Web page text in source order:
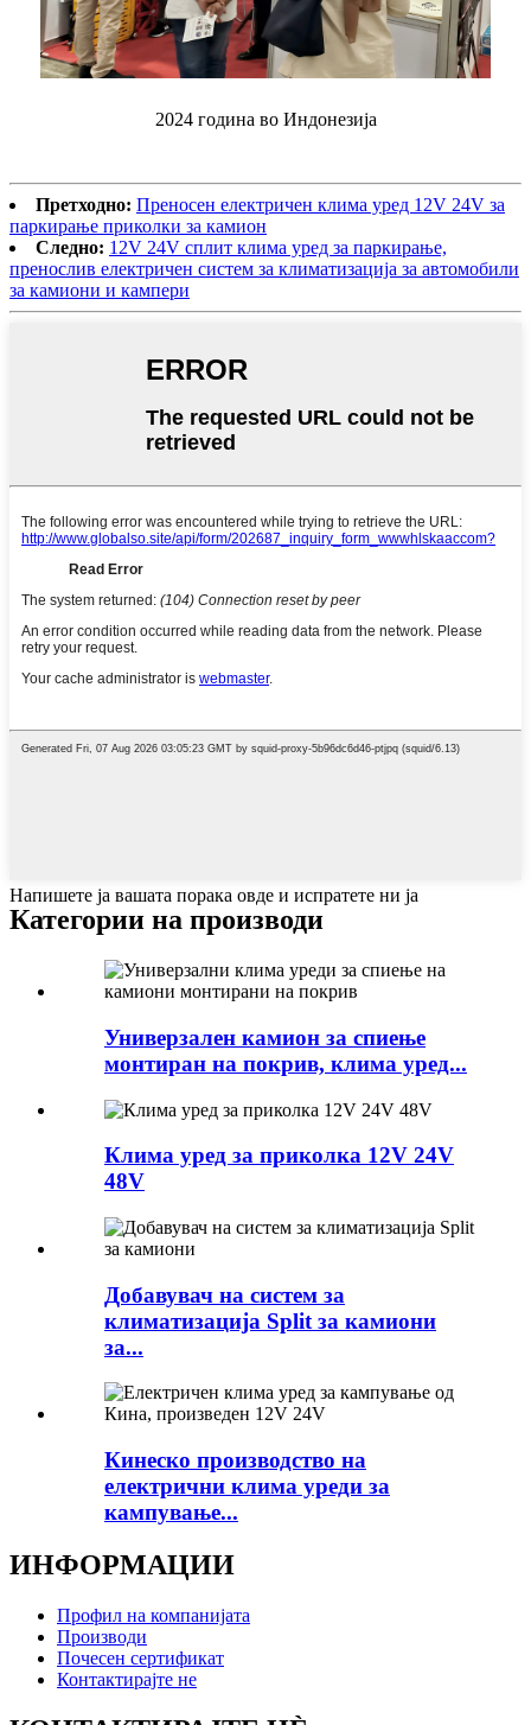
2024 година во Индонезија
Претходно: Преносен електричен клима уред 12V 24V за
паркирање приколки за камион
Следно: 12V 24V сплит клима уред за паркирање,
пренослив електричен систем за климатизација за автомобили
за камиони и кампери
Напишете ја вашата порака овде и испратете ни ја
Категории на производи
Универзален камион за спиење
монтиран на покрив, клима уред...
Клима уред за приколка 12V 24V
48V
Добавувач на систем за
климатизација Split за камиони
за...
Кинеско производство на
електрични клима уреди за
кампување...
ИНФОРМАЦИИ
Профил на компанијата
Производи
Почесен сертификат
Контактирајте не